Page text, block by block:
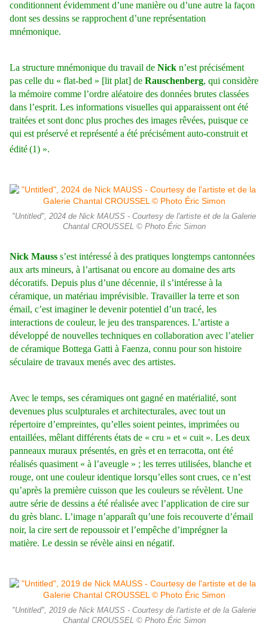
conditionnent évidemment d’une manière ou d’une autre la façon
dont ses dessins se rapprochent d’une représentation
mnémonique.
La structure mnémonique du travail de Nick n’est précisément
pas celle du « flat-bed » [lit plat] de Rauschenberg, qui considère
la mémoire comme l’ordre aléatoire des données brutes classées
dans l’esprit. Les informations visuelles qui apparaissent ont été
traitées et sont donc plus proches des images rêvées, puisque ce
qui est préservé et représenté a été précisément auto-construit et
édité(1) ».
"Untitled", 2024 de Nick MAUSS - Courtesy de l'artiste et de la Galerie
Chantal CROUSSEL © Photo Éric Simon
Nick Mauss s’est intéressé à des pratiques longtemps cantonnées
aux arts mineurs, à l’artisanat ou encore au domaine des arts
décoratifs. Depuis plus d’une décennie, il s’intéresse à la
céramique, un matériau imprévisible. Travailler la terre et son
émail, c’est imaginer le devenir potentiel d’un tracé, les
interactions de couleur, le jeu des transparences. L’artiste a
développé de nouvelles techniques en collaboration avec l’atelier
de céramique Bottega Gatti à Faenza, connu pour son histoire
séculaire de travaux menés avec des artistes.
Avec le temps, ses céramiques ont gagné en matérialité, sont
devenues plus sculpturales et architecturales, avec tout un
répertoire d’empreintes, qu’elles soient peintes, imprimées ou
entaillées, mêlant différents états de « cru » et « cuit ». Les deux
panneaux muraux présentés, en grès et en terracotta, ont été
réalisés quasiment « à l’aveugle » ; les terres utilisées, blanche et
rouge, ont une couleur identique lorsqu’elles sont crues, ce n’est
qu’après la première cuisson que les couleurs se révèlent. Une
autre série de dessins a été réalisée avec l’application de cire sur
du grès blanc. L’image n’apparaît qu’une fois recouverte d’émail
noir, la cire sert de repoussoir et l’empêche d’imprégner la
matière. Le dessin se révèle ainsi en négatif.
"Untitled", 2019 de Nick MAUSS - Courtesy de l'artiste et de la Galerie
Chantal CROUSSEL © Photo Éric Simon